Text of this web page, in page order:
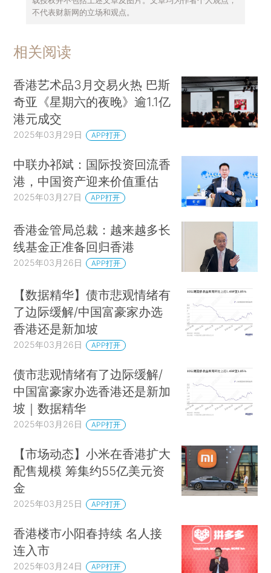
不代表财新网的立场和观点。
相关阅读
香港艺术品3月交易火热 巴斯
奇亚《星期六的夜晚》逾1.1亿
港元成交
2025年03月29日 APP打开
中联办祁斌：国际投资回流香
港，中国资产迎来价值重估
2025年03月27日 APP打开
香港金管局总裁：越来越多长
线基金正准备回归香港
2025年03月26日 APP打开
【数据精华】债市悲观情绪有
了边际缓解/中国富豪家办选
香港还是新加坡
2025年03月26日 APP打开
债市悲观情绪有了边际缓解/
中国富豪家办选香港还是新加
坡｜数据精华
2025年03月26日 APP打开
【市场动态】小米在香港扩大
配售规模 筹集约55亿美元资
金
2025年03月25日 APP打开
香港楼市小阳春持续 名人接
连入市
2025年03月24日 APP打开